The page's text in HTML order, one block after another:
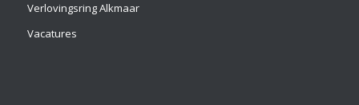
Verlovingsring Alkmaar
Vacatures